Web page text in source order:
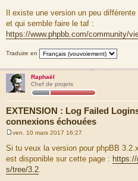
g
e
Il existe une version un peu
et qui semble faire le taf :
https://www.phpbb.com/community/
Traduire en
Raphaël
Chef de projets
EXTENSION : Log Failed
connexions échouées
e
s
a
g
ven. 10 mars 2017 16:27
Si tu veux la version pour phpBB
est disponible sur cette page :
s/tree/3.2.